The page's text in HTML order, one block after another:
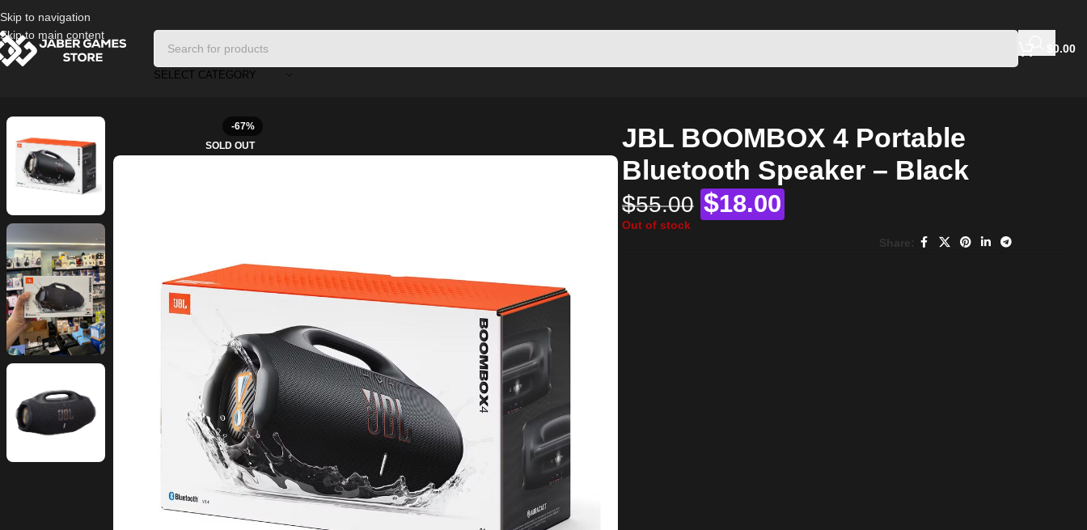
Skip to navigation
Skip to main content
SELECT CATEGORY
0.00
JBL BOOMBOX 4 Portable Bluetooth Speaker – Black
-67%
SOLD OUT
JBL BOOMBOX 4 Portable
Bluetooth Speaker – Black
$55.00 $18.00
Out of stock
Share: